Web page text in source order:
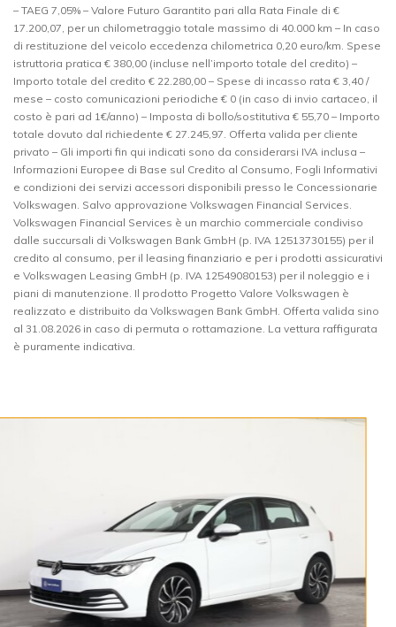
– TAEG 7,05% – Valore Futuro Garantito pari alla Rata Finale di €
17.200,07, per un chilometraggio totale massimo di 40.000 km – In caso
di restituzione del veicolo eccedenza chilometrica 0,20 euro/km. Spese
istruttoria pratica € 380,00 (incluse nell’importo totale del credito) –
Importo totale del credito € 22.280,00 – Spese di incasso rata € 3,40 /
mese – costo comunicazioni periodiche € 0 (in caso di invio cartaceo, il
costo è pari ad 1€/anno) – Imposta di bollo/sostitutiva € 55,70 – Importo
totale dovuto dal richiedente € 27.245,97. Offerta valida per cliente
privato – Gli importi fin qui indicati sono da considerarsi IVA inclusa –
Informazioni Europee di Base sul Credito al Consumo, Fogli Informativi
e condizioni dei servizi accessori disponibili presso le Concessionarie
Volkswagen. Salvo approvazione Volkswagen Financial Services.
Volkswagen Financial Services è un marchio commerciale condiviso
dalle succursali di Volkswagen Bank GmbH (p. IVA 12513730155) per il
credito al consumo, per il leasing finanziario e per i prodotti assicurativi
e Volkswagen Leasing GmbH (p. IVA 12549080153) per il noleggio e i
piani di manutenzione. Il prodotto Progetto Valore Volkswagen è
realizzato e distribuito da Volkswagen Bank GmbH. Offerta valida sino
al 31.08.2026 in caso di permuta o rottamazione. La vettura raffigurata
è puramente indicativa.